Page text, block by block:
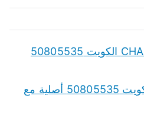
قطع غيار شانجان CHANGAN الكويت 50805535
قطع غيار دومي Domi الكويت 50805535 أصلية مع